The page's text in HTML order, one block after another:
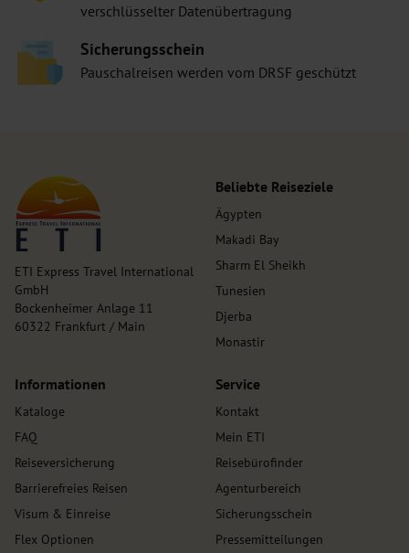
verschlüsselter Datenübertragung
Sicherungsschein
Pauschalreisen werden vom DRSF geschützt
ETI Express Travel International
GmbH
Bockenheimer Anlage 11
60322 Frankfurt / Main
Beliebte Reiseziele
Ägypten
Makadi Bay
Sharm El Sheikh
Tunesien
Djerba
Monastir
Informationen
Kataloge
FAQ
Reiseversicherung
Barrierefreies Reisen
Visum & Einreise
Flex Optionen
Service
Kontakt
Mein ETI
Reisebürofinder
Agenturbereich
Sicherungsschein
Pressemitteilungen